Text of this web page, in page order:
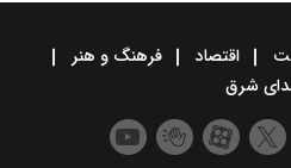
اقتصاد
فرهنگ و هنر
شرق